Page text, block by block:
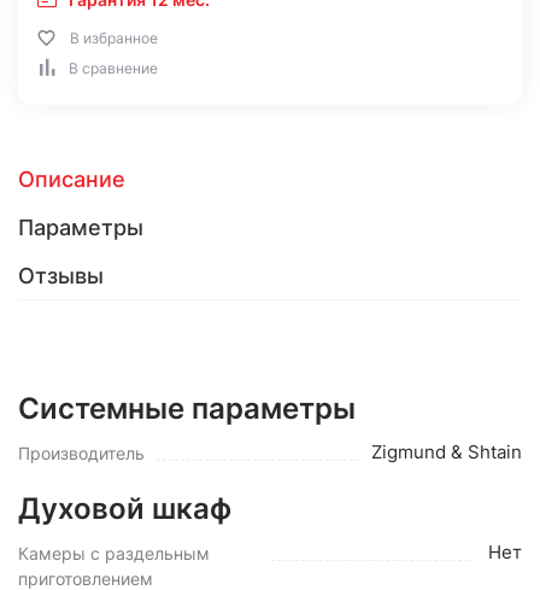
В избранное
В сравнение
Описание
Параметры
Отзывы
Системные параметры
Производитель Zigmund & Shtain
Духовой шкаф
Камеры с раздельным
приготовлением
Нет